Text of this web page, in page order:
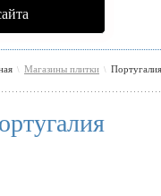
\ Магазины плитки \ Португалия